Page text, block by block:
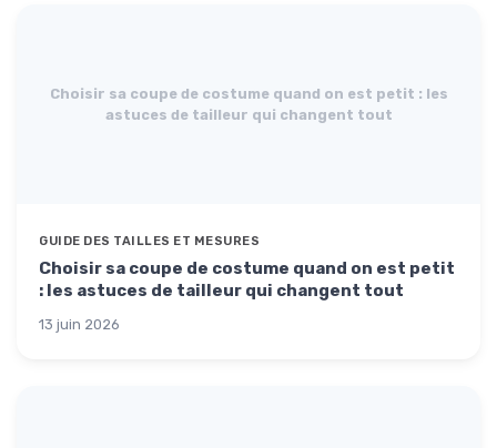
Choisir sa coupe de costume quand on est petit : les
astuces de tailleur qui changent tout
GUIDE DES TAILLES ET MESURES
Choisir sa coupe de costume quand on est petit
: les astuces de tailleur qui changent tout
13 juin 2026